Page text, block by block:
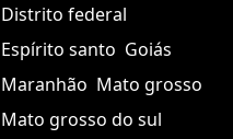
Distrito federal
Espírito santo Goiás
Maranhão Mato grosso
Mato grosso do sul